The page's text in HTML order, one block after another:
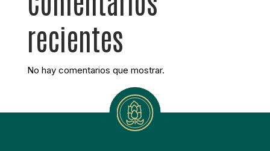
recientes
No hay comentarios que mostrar.